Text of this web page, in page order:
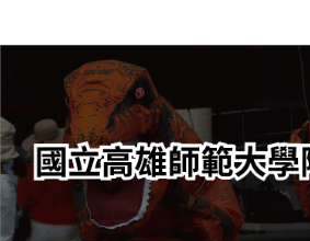
轉
要
內
容